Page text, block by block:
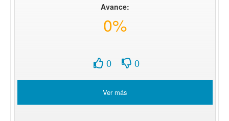
Avance:
0%
0 0
Ver más